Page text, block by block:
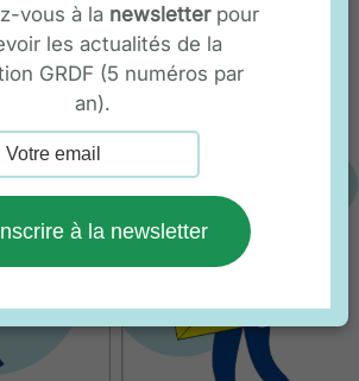
sur la gestion de vos
droits
vous à la newsletterpour
les actualités de la
GRDF (5 numéros par
an).
à la newsletter